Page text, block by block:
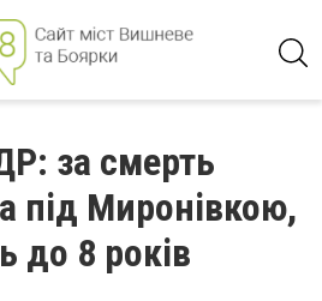
за смерть
під Миронівкою,
до 8 років